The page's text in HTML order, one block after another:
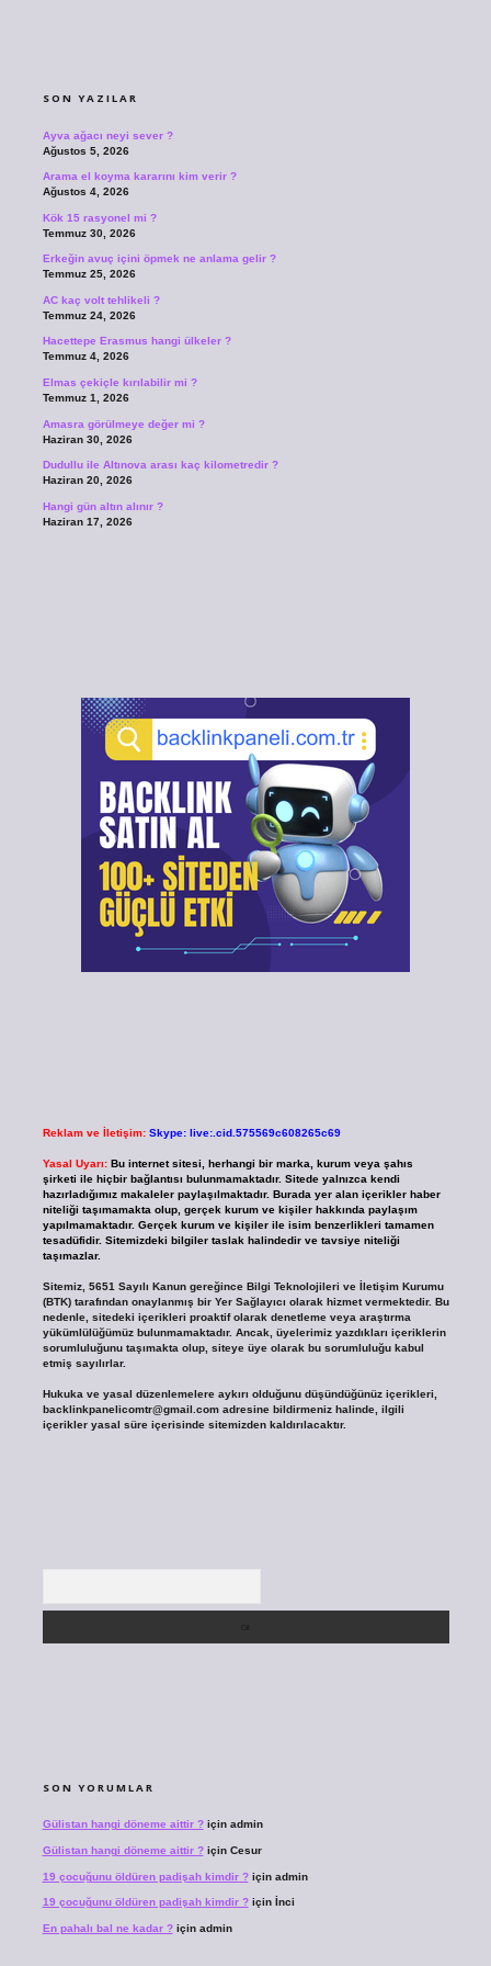
SON YAZILAR
Ayva ağacı neyi sever ?
Ağustos 5, 2026
Arama el koyma kararını kim verir ?
Ağustos 4, 2026
Kök 15 rasyonel mi ?
Temmuz 30, 2026
Erkeğin avuç içini öpmek ne anlama gelir ?
Temmuz 25, 2026
AC kaç volt tehlikeli ?
Temmuz 24, 2026
Hacettepe Erasmus hangi ülkeler ?
Temmuz 4, 2026
Elmas çekiçle kırılabilir mi ?
Temmuz 1, 2026
Amasra görülmeye değer mi ?
Haziran 30, 2026
Dudullu ile Altınova arası kaç kilometredir ?
Haziran 20, 2026
Hangi gün altın alınır ?
Haziran 17, 2026
Reklam ve İletişim: Skype: live:.cid.575569c608265c69
Yasal Uyarı: Bu internet sitesi, herhangi bir marka, kurum veya şahıs
şirketi ile hiçbir bağlantısı bulunmamaktadır. Sitede yalnızca kendi
hazırladığımız makaleler paylaşılmaktadır. Burada yer alan içerikler haber
niteliği taşımamakta olup, gerçek kurum ve kişiler hakkında paylaşım
yapılmamaktadır. Gerçek kurum ve kişiler ile isim benzerlikleri tamamen
tesadüfidir. Sitemizdeki bilgiler taslak halindedir ve tavsiye niteliği
taşımazlar.
Sitemiz, 5651 Sayılı Kanun gereğince Bilgi Teknolojileri ve İletişim Kurumu
(BTK) tarafından onaylanmış bir Yer Sağlayıcı olarak hizmet vermektedir. Bu
nedenle, sitedeki içerikleri proaktif olarak denetleme veya araştırma
yükümlülüğümüz bulunmamaktadır. Ancak, üyelerimiz yazdıkları içeriklerin
sorumluluğunu taşımakta olup, siteye üye olarak bu sorumluluğu kabul
etmiş sayılırlar.
Hukuka ve yasal düzenlemelere aykırı olduğunu düşündüğünüz içerikleri,
backlinkpanelicomtr@gmail.comadresine bildirmeniz halinde, ilgili
içerikler yasal süre içerisinde sitemizden kaldırılacaktır.
SON YORUMLAR
Gülistan hangi döneme aittir ?için admin
Gülistan hangi döneme aittir ?için Cesur
19 çocuğunu öldüren padişah kimdir ?için admin
19 çocuğunu öldüren padişah kimdir ?için İnci
En pahalı bal ne kadar ?için admin